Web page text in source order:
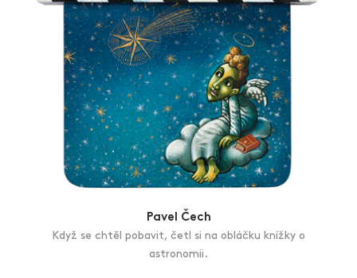
Pavel Čech
Když se chtěl pobavit, četl si na obláčku knížky o
astronomii.